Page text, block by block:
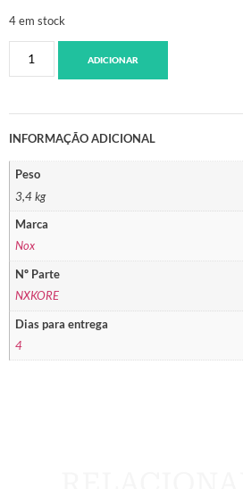
4 em stock
ADICIONAR
INFORMAÇÃO ADICIONAL
Peso
3,4 kg
Marca
Nox
Nº Parte
NXKORE
Dias para entrega
4